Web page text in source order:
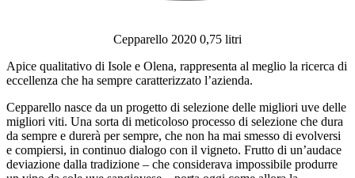
Cepparello 2020 0,75 litri
Apice qualitativo di Isole e Olena, rappresenta al meglio la ricerca di
eccellenza che ha sempre caratterizzato l’azienda.
Cepparello nasce da un progetto di selezione delle migliori uve delle
migliori viti. Una sorta di meticoloso processo di selezione che dura
da sempre e durerà per sempre, che non ha mai smesso di evolversi
e compiersi, in continuo dialogo con il vigneto. Frutto di un’audace
deviazione dalla tradizione – che considerava impossibile produrre